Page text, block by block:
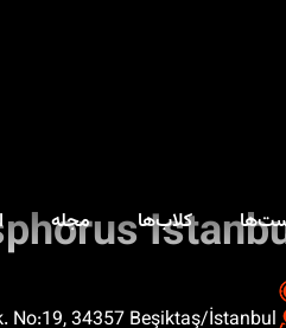
کلاب‌ها مجله
No:19, 34357 Beşiktaş/İstanbul